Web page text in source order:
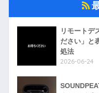
リモートデ
ださい」と
処法
2026-06-24